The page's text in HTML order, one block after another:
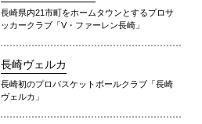
長崎県内21市町をホームタウンとするプロサ
ッカークラブ「V・ファーレン長崎」
長崎ヴェルカ
長崎初のプロバスケットボールクラブ「長崎
ヴェルカ」